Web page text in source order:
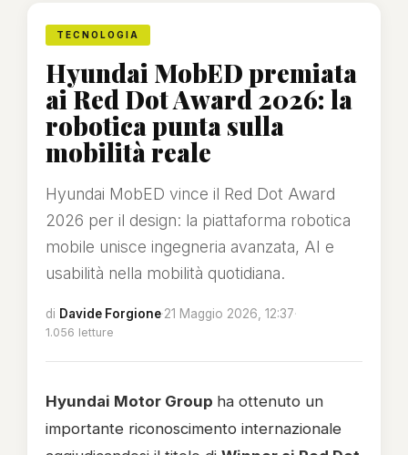
TECNOLOGIA
Hyundai MobED premiata
ai Red Dot Award 2026: la
robotica punta sulla
mobilità reale
Hyundai MobED vince il Red Dot Award
2026 per il design: la piattaforma robotica
mobile unisce ingegneria avanzata, AI e
usabilità nella mobilità quotidiana.
di Davide Forgione·21 Maggio 2026, 12:37·
1.056 letture
Hyundai Motor Group ha ottenuto un
importante riconoscimento internazionale